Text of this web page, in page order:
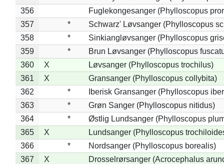
356
Fuglekongesanger (Phylloscopus
357
*
Schwarz' Løvsanger (Phylloscopus
358
*
Sinkiangløvsanger (Phylloscopus
359
*
Brun Løvsanger (Phylloscopus
360
X
Løvsanger (Phylloscopus trochilus)
361
X
Gransanger (Phylloscopus collybita)
362
*
Iberisk Gransanger (Phylloscopus
363
*
Grøn Sanger (Phylloscopus nitidus)
364
*
Østlig Lundsanger (Phylloscopus
365
X
Lundsanger (Phylloscopus
366
*
Nordsanger (Phylloscopus borealis)
367
X Drosselrørsanger (Acrocephalus